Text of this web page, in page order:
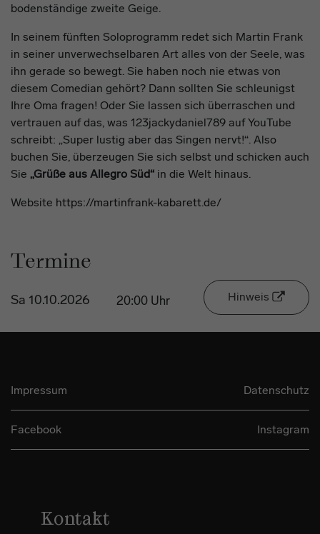
bodenständige zweite Geige.
In seinem fünften Soloprogramm redet sich Martin Frank
in seiner unverwechselbaren Art alles von der Seele, was
ihn gerade so bewegt. Sie haben noch nie etwas von
diesem Comedian gehört? Dann sollten Sie schleunigst
Ihre Oma fragen! Oder Sie lassen sich überraschen und
vertrauen auf das, was 123jackydaniel789 auf YouTube
schreibt: „Super lustig aber das Singen nervt!“. Also
buchen Sie, überzeugen Sie sich selbst und schicken auch
Sie „Grüße aus Allegro Süd“ in die Welt hinaus.
Website https://martinfrank-kabarett.de/
Termine
Sa 10.10.2026 20:00 Uhr Hinweis
Impressum Datenschutz
Facebook Instagram
Kontakt